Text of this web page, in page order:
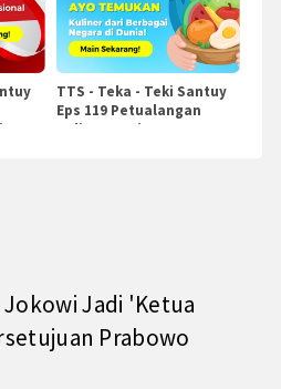
TTS - Teka - Teki Santuy
Eps 119 Petualangan
Kuliner Dunia
Jokowi Jadi 'Ketua
Prabowo